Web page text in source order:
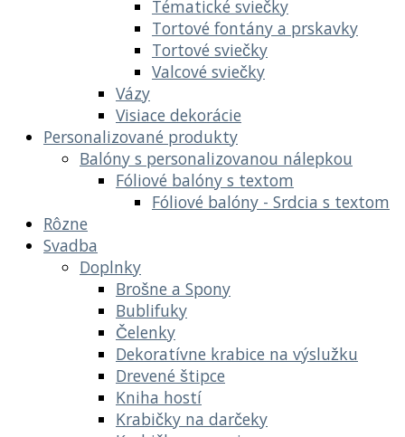
Tématické sviečky
Tortové fontány a prskavky
Tortové sviečky
Valcové sviečky
Vázy
Visiace dekorácie
Personalizované produkty
Balóny s personalizovanou nálepkou
Fóliové balóny s textom
Fóliové balóny - Srdcia s textom
Rôzne
Svadba
Doplnky
Brošne a Spony
Bublifuky
Čelenky
Dekoratívne krabice na výslužku
Drevené štipce
Kniha hostí
Krabičky na darčeky